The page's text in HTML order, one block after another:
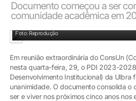
Documento começou a ser
comunidade acadêmica em
Foto: Reprodução
Em reunião extraordinária do ConsUn
nesta quarta-feira, 29, o PDI 2023-
Desenvolvimento Institucional) da Ulbra
unanimidade. O documento consolida o
ser e viver nos próximos cinco anos nos